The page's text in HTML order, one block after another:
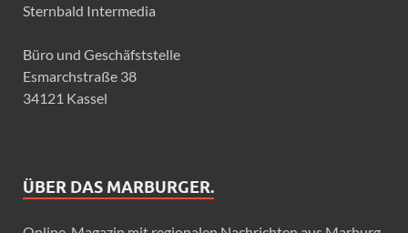
Sternbald Intermedia
Büro und Geschäfststelle
Esmarchstraße 38
34121 Kassel
ÜBER DAS MARBURGER.